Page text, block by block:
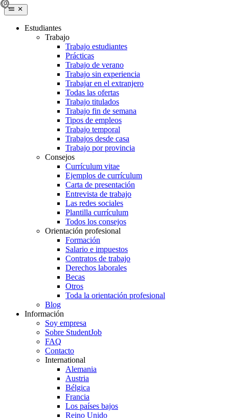
Estudiantes
Trabajo
Trabajo estudiantes
Prácticas
Trabajo de verano
Trabajo sin experiencia
Trabajar en el extranjero
Todas las ofertas
Trabajo titulados
Trabajo fin de semana
Tipos de empleos
Trabajo temporal
Trabajos desde casa
Trabajo por provincia
Consejos
Currículum vitae
Ejemplos de currículum
Carta de presentación
Entrevista de trabajo
Las redes sociales
Plantilla currículum
Todos los consejos
Orientación profesional
Formación
Salario e impuestos
Contratos de trabajo
Derechos laborales
Becas
Otros
Toda la orientación profesional
Blog
Información
Soy empresa
Sobre StudentJob
FAQ
Contacto
International
Alemania
Austria
Bélgica
Francia
Los países bajos
Reino Unido